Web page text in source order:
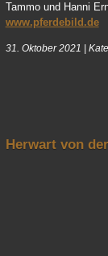
Tammo und Hanni
www.pferdebild.de
31. Oktober 2021
Herwart von